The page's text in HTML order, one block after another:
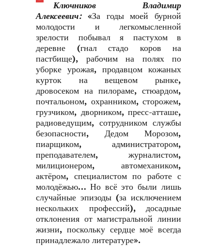
Ключников Владимир
Алексеевич:«За годы моей бурной
молодости и легкомысленной
зрелости побывал я пастухом в
деревне (гнал стадо коров на
пастбище), рабочим на полях по
уборке урожая, продавцом кожаных
курток на вещевом рынке,
дровосеком на пилораме, стюардом,
почтальоном, охранником, сторожем,
грузчиком, дворником, пресс-атташе,
радиоведущим, сотрудником службы
безопасности, Дедом Морозом,
пиарщиком, администратором,
преподавателем, журналистом,
милиционером, автомехаником,
актёром, специалистом по работе с
молодёжью… Но всё это были лишь
случайные эпизоды (за исключением
нескольких профессий), досадные
отклонения от магистральной линии
жизни, поскольку сердце моё всегда
принадлежало литературе».